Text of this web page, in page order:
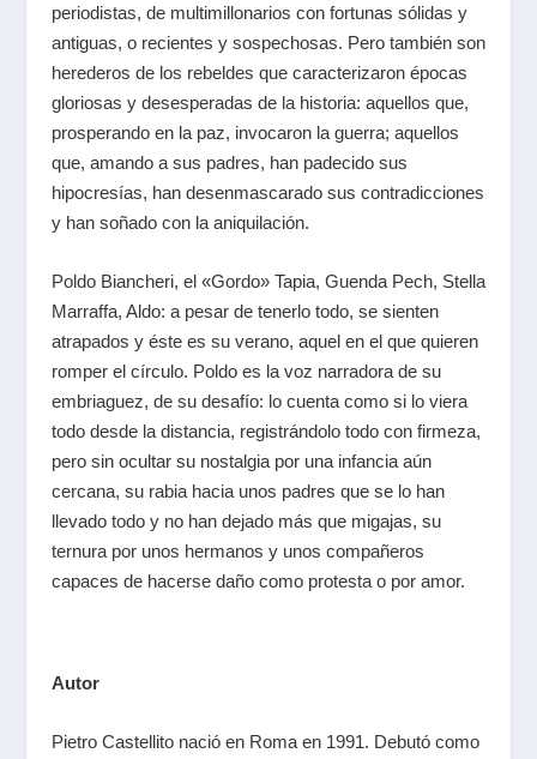
periodistas, de multimillonarios con fortunas sólidas y
antiguas, o recientes y sospechosas. Pero también son
herederos de los rebeldes que caracterizaron épocas
gloriosas y desesperadas de la historia: aquellos que,
prosperando en la paz, invocaron la guerra; aquellos
que, amando a sus padres, han padecido sus
hipocresías, han desenmascarado sus contradicciones
y han soñado con la aniquilación.
Poldo Biancheri, el «Gordo» Tapia, Guenda Pech, Stella
Marraffa, Aldo: a pesar de tenerlo todo, se sienten
atrapados y éste es su verano, aquel en el que quieren
romper el círculo. Poldo es la voz narradora de su
embriaguez, de su desafío: lo cuenta como si lo viera
todo desde la distancia, registrándolo todo con firmeza,
pero sin ocultar su nostalgia por una infancia aún
cercana, su rabia hacia unos padres que se lo han
llevado todo y no han dejado más que migajas, su
ternura por unos hermanos y unos compañeros
capaces de hacerse daño como protesta o por amor.
Autor
Pietro Castellito nació en Roma en 1991. Debutó como